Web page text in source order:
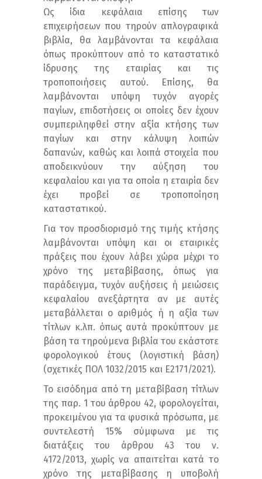
Ως ίδια κεφάλαια επίσης των
επιχειρήσεων που τηρούν απλογραφικά
βιβλία, θα λαμβάνονται τα κεφάλαια
όπως προκύπτουν από το καταστατικό
ίδρυσης της εταιρίας και τις
τροποποιήσεις αυτού. Επίσης, θα
λαμβάνονται υπόψη τυχόν αγορές
παγίων, επιδοτήσεις οι οποίες δεν έχουν
συμπεριληφθεί στην αξία κτήσης των
παγίων και στην κάλυψη λοιπών
δαπανών, καθώς και λοιπά στοιχεία που
αποδεικνύουν την αύξηση του
κεφαλαίου και για τα οποία η εταιρία δεν
έχει προβεί σε τροποποίηση
καταστατικού.
Για τον προσδιορισμό της τιμής κτήσης
λαμβάνονται υπόψη και οι εταιρικές
πράξεις που έχουν λάβει χώρα μέχρι το
χρόνο της μεταβίβασης, όπως για
παράδειγμα, τυχόν αυξήσεις ή μειώσεις
κεφαλαίου ανεξάρτητα αν με αυτές
μεταβάλλεται ο αριθμός ή η αξία των
τίτλων κ.λπ. όπως αυτά προκύπτουν με
βάση τα τηρούμενα βιβλία του εκάστοτε
φορολογικού έτους (λογιστική βάση)
(σχετικές ΠΟΛ 1032/2015 και Ε2171/2021).
Το εισόδημα από τη μεταβίβαση τίτλων
της παρ. 1 του άρθρου 42, φορολογείται,
προκειμένου για τα φυσικά πρόσωπα, με
συντελεστή 15% σύμφωνα με τις
διατάξεις του άρθρου 43 του ν.
4172/2013, χωρίς να απαιτείται κατά το
χρόνο της μεταβίβασης η υποβολή